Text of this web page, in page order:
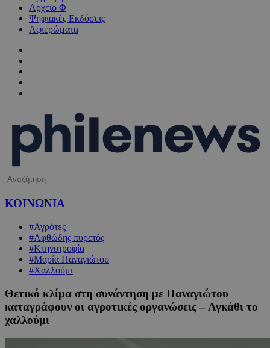
Αρχείο Φ
Ψηφιακές Εκδόσεις
Αφιερώματα
ΚΟΙΝΩΝΙΑ
#Αγρότες
#Αφθώδης πυρετός
#Κτηνοτροφία
#Μαρία Παναγιώτου
#Χαλλούμι
Θετικό κλίμα στη συνάντηση με Παναγιώτου
καταγράφουν οι αγροτικές οργανώσεις – Αγκάθι το
χαλλούμι